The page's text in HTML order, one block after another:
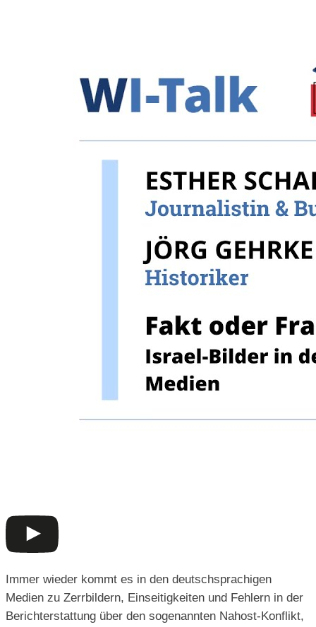
Immer wieder kommt es in den deutschsprachigen
Medien zu Zerrbildern, Einseitigkeiten und Fehlern in der
Berichterstattung über den sogenannten Nahost-Konflikt,